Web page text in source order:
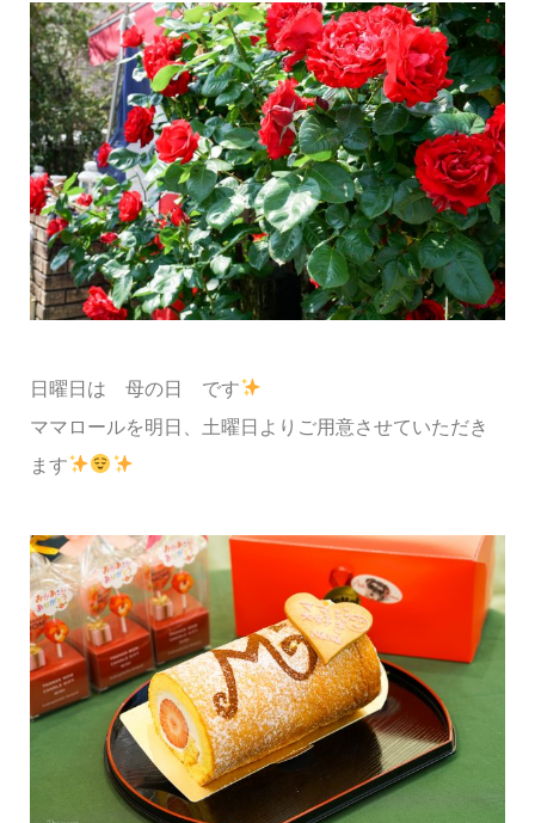
日曜日は 母の日 です
ママロールを明日、土曜日よりご用意させていただき
ます